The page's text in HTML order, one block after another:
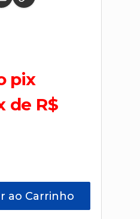
pix
de R$
ao Carrinho